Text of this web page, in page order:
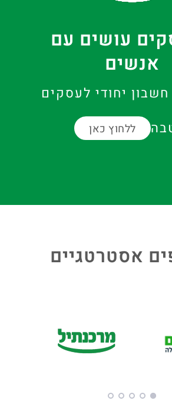
עושים עם
אנשים
יחודי לעסקים
ללחוץ כאן
אסטרטגיים